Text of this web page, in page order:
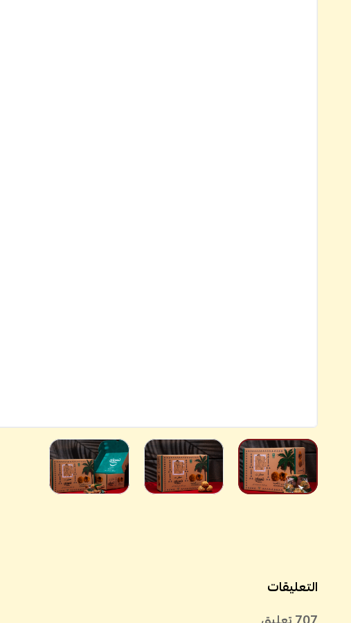
التعليقات